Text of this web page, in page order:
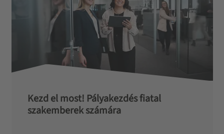
Kezd el most! Pályakezdés fiatal
szakemberek számára